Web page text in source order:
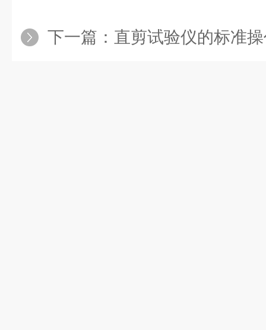
下一篇： 直剪试验仪的标准